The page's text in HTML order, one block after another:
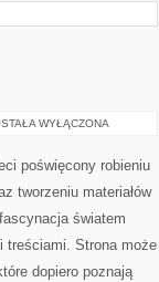
WYŁĄCZONA
poświęcony robieniu
tworzeniu materiałów
światem
treściami. Strona może
dopiero poznają